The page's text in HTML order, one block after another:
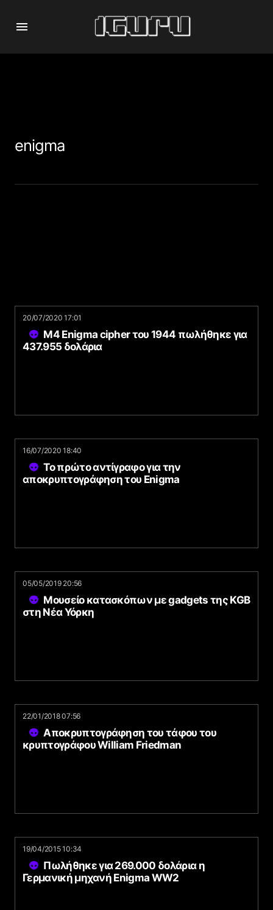
enigma
20/07/2020 17:01
M4 Enigma cipher του 1944 πωλήθηκε για
437.955 δολάρια
16/07/2020 18:40
Το πρώτο αντίγραφο για την
αποκρυπτογράφηση του Enigma
05/05/2019 20:56
Μουσείο κατασκόπων με gadgets της KGB
στη Νέα Υόρκη
22/01/2018 07:56
Αποκρυπτογράφηση του τάφου του
κρυπτογράφου William Friedman
19/04/2015 10:34
Πωλήθηκε για 269.000 δολάρια η
Γερμανική μηχανή Enigma WW2